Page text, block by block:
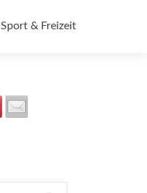
Sport & Freizeit